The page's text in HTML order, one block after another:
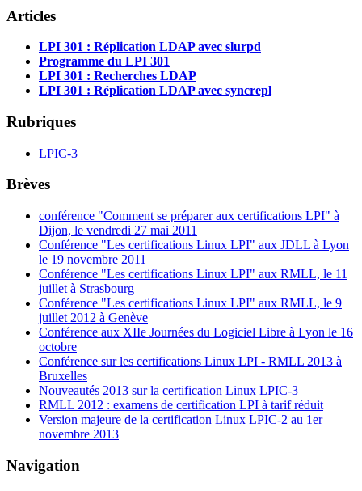
Articles
LPI 301 : Réplication LDAP avec slurpd
Programme du LPI 301
LPI 301 : Recherches LDAP
LPI 301 : Réplication LDAP avec syncrepl
Rubriques
LPIC-3
Brèves
conférence "Comment se préparer aux certifications LPI" à
Dijon, le vendredi 27 mai 2011
Conférence "Les certifications Linux LPI" aux JDLL à Lyon
le 19 novembre 2011
Conférence "Les certifications Linux LPI" aux RMLL, le 11
juillet à Strasbourg
Conférence "Les certifications Linux LPI" aux RMLL, le 9
juillet 2012 à Genève
Conférence aux XIIe Journées du Logiciel Libre à Lyon le 16
octobre
Conférence sur les certifications Linux LPI - RMLL 2013 à
Bruxelles
Nouveautés 2013 sur la certification Linux LPIC-3
RMLL 2012 : examens de certification LPI à tarif réduit
Version majeure de la certification Linux LPIC-2 au 1er
novembre 2013
Navigation